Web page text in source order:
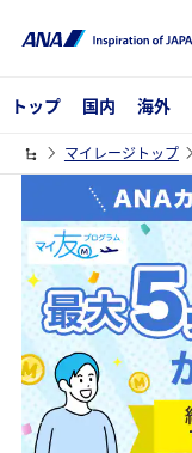
トップ 国内 海外
マイレージトップ